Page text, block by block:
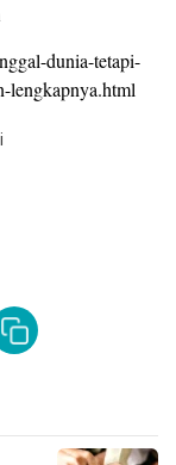
dunia-tetapi-
lengkapnya.html